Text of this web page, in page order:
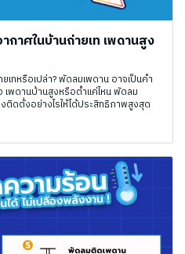
าศในบ้านถ่ายเท เพดานสูง
ทหรือเปล่า? พัดลมเพดาน อาจเป็นคำ
ดานบ้านสูงหรือต่ำแค่ไหน พัดลม
ติดตั้งอย่างไรให้ได้ประสิทธิภาพสูงสุด